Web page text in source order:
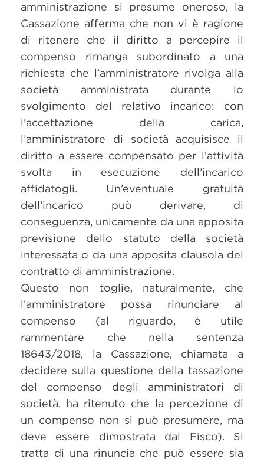
amministrazione si presume oneroso, la
Cassazione afferma che non vi è ragione
di ritenere che il diritto a percepire il
compenso rimanga subordinato a una
richiesta che l’amministratore rivolga alla
società amministrata durante lo
svolgimento del relativo incarico: con
l’accettazione della carica,
l’amministratore di società acquisisce il
diritto a essere compensato per l’attività
svolta in esecuzione dell’incarico
affidatogli. Un’eventuale gratuità
dell’incarico può derivare, di
conseguenza, unicamente da una apposita
previsione dello statuto della società
interessata o da una apposita clausola del
contratto di amministrazione.
Questo non toglie, naturalmente, che
l’amministratore possa rinunciare al
compenso (al riguardo, è utile
rammentare che nella sentenza
18643/2018, la Cassazione, chiamata a
decidere sulla questione della tassazione
del compenso degli amministratori di
società, ha ritenuto che la percezione di
un compenso non si può presumere, ma
deve essere dimostrata dal Fisco). Si
tratta di una rinuncia che può essere sia